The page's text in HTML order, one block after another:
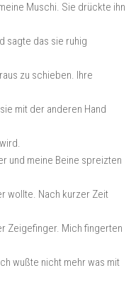
Muschi. Sie drückte ihn
sagte das sie ruhig
zu schieben. Ihre
mit der anderen Hand
und meine Beine spreizten
wollte. Nach kurzer Zeit
Zeigefinger. Mich fingerten
wußte nicht mehr was mit